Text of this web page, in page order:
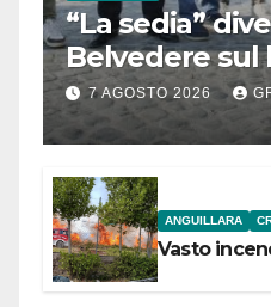
“La sedia”
Belvedere sul
Bracciano: ieri
7 AGOSTO 2026
ANGUILLARA
Vasto